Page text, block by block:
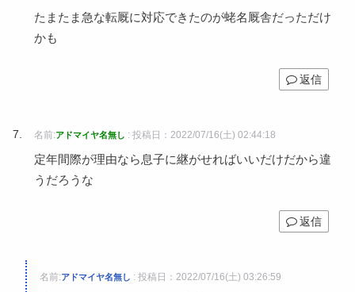
たまたま急な転厩に対応できたのが蛯名厩舎だっただけ
かも
返信
名前:アドマイヤ名無し : 投稿日：2022/07/16(土) 02:44:18
定年間際が理由なら息子に継がせればいいだけだから違
うだろうな
返信
名前:アドマイヤ名無し : 投稿日：2022/07/16(土) 03:26:59